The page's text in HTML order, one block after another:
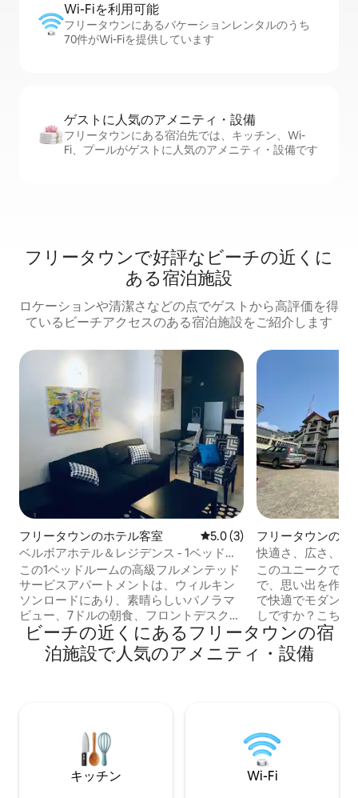
Wi-Fiを利⁠用⁠可⁠能
フリータウンにあるバケーションレンタルのうち
70件がWi-Fiを提供しています
ゲストに人⁠気⁠のア⁠メ⁠ニ⁠テ⁠ィ・設⁠備
フリータウンにある宿泊先では、キッチン、Wi-
Fi、プールがゲストに人気のアメニティ・設備です
フリータウンで好評なビーチの近くに
ある宿泊施設
ロケーションや清潔さなどの点でゲストから高評価を得
ているビーチアクセスのある宿泊施設をご紹介します
フリータウンのホテル客室 レビュー3件、5つ星中5.0つ
5.0 (3)
ベルボアホテル＆レジデンス - 1ベッド、
F/Fグラウンドアパート
この1ベッドルームの高級フルメンテッド
サービスアパートメントは、ウィルキン
ソンロードにあり、素晴らしいパノラマ
ビュー、7ドルの朝食、フロントデスク、
インターネット、水道、セキュリティ、
発電機、ハウス、ハウスキーピング、ミ
ニマート、バー、すべて24時間営業、会
ります。有名なエキゾチックなラムリー
アバディーンビーチを見下ろす息をのむ
ような景色を眺めながら、リラックスし
て短期滞在も長期滞在もお楽しみいただ
フリータウンのマ
快適さ、広さ、モ
す！
このユニークでフ
で、思い出を作り
で快適でモダンな
しですか？こちらが まさに必要なも
揃っています。 ✔家具付きのリビングル
ームとダイニン
キッチン（ガス
ースがあります ✔広い敷地（最大5台駐車
可能） 快適さ、広々としたスペース、モ
ダンな生活に最適
ビーチの近くにあるフリータウンの宿
泊施設で人気のアメニティ・設備
キッチン Wi-Fi